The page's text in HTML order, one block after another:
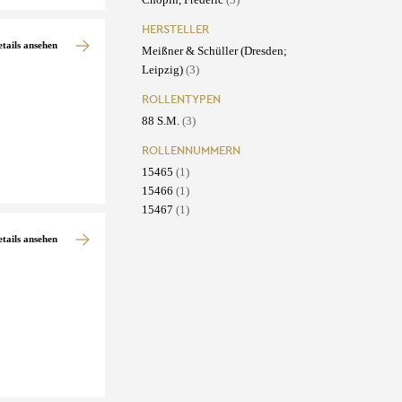
ansehen
ansehen
HERSTELLER
Meißner & Schüller (Dresden;
Leipzig) (3)
ROLLENTYPEN
88 S.M. (3)
ROLLENNUMMERN
15465 (1)
15466 (1)
15467 (1)